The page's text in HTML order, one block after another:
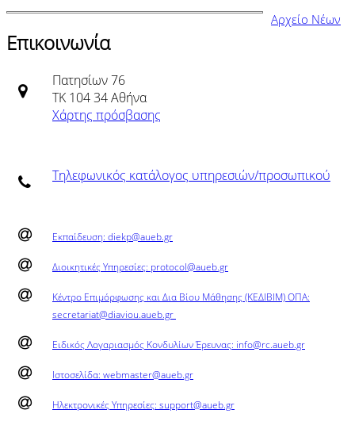
Αρχείο Νέων
Επικοινωνία
Πατησίων 76
ΤΚ 104 34 Αθήνα
Χάρτης πρόσβασης
Τηλεφωνικός κατάλογος υπηρεσιών/προσωπικού
Εκπαίδευση: diekp@aueb.gr
Διοικητικές Υπηρεσίες: protocol@aueb.gr
Κέντρο Επιμόρφωσης και Δια Βίου Μάθησης (ΚΕΔΙΒΙΜ) ΟΠΑ:
secretariat@diaviou.aueb.gr
Ειδικός Λογαριασμός Κονδυλίων Έρευνας: info@rc.aueb.gr
Ιστοσελίδα: webmaster@aueb.gr
Ηλεκτρονικές Υπηρεσίες: support@aueb.gr